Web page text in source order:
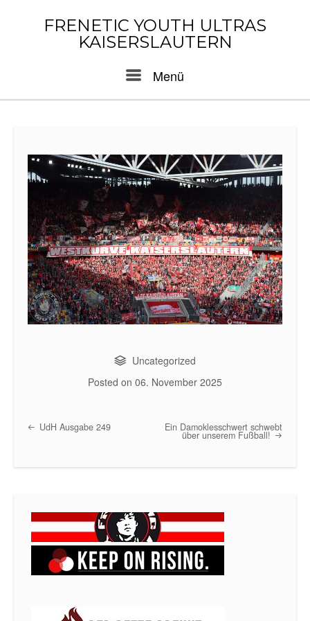
FRENETIC YOUTH ULTRAS
KAISERSLAUTERN
Menü
Uncategorized
Posted on 06. November 2025
Post navigation
UdH Ausgabe 249 Ein Damoklesschwert schwebt
über unserem Fußball!